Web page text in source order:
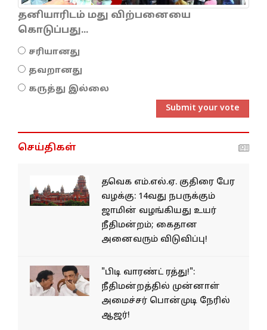
தனியாரிடம் மது விற்பனையை
கொடுப்பது...
சரியானது
தவறானது
கருத்து இல்லை
Submit your vote
செய்திகள்
தவெக எம்.எல்.ஏ. குதிரை பேர
வழக்கு: 14வது நபருக்கும்
ஜாமின் வழங்கியது உயர்
நீதிமன்றம்; கைதான
அனைவரும் விடுவிப்பு!
"பிடி வாரண்ட் ரத்து!":
நீதிமன்றத்தில் முன்னாள்
அமைச்சர் பொன்முடி நேரில்
ஆஜர்!